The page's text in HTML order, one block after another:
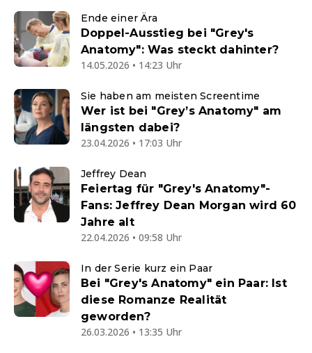
Ende einer Ära
Doppel-Ausstieg bei "Grey's
Anatomy": Was steckt dahinter?
14.05.2026 • 14:23 Uhr
Sie haben am meisten Screentime
Wer ist bei "Grey’s Anatomy" am
längsten dabei?
23.04.2026 • 17:03 Uhr
Jeffrey Dean
Feiertag für "Grey's Anatomy"-
Fans: Jeffrey Dean Morgan wird 60
Jahre alt
22.04.2026 • 09:58 Uhr
In der Serie kurz ein Paar
Bei "Grey's Anatomy" ein Paar: Ist
diese Romanze Realität
geworden?
26.03.2026 • 13:35 Uhr